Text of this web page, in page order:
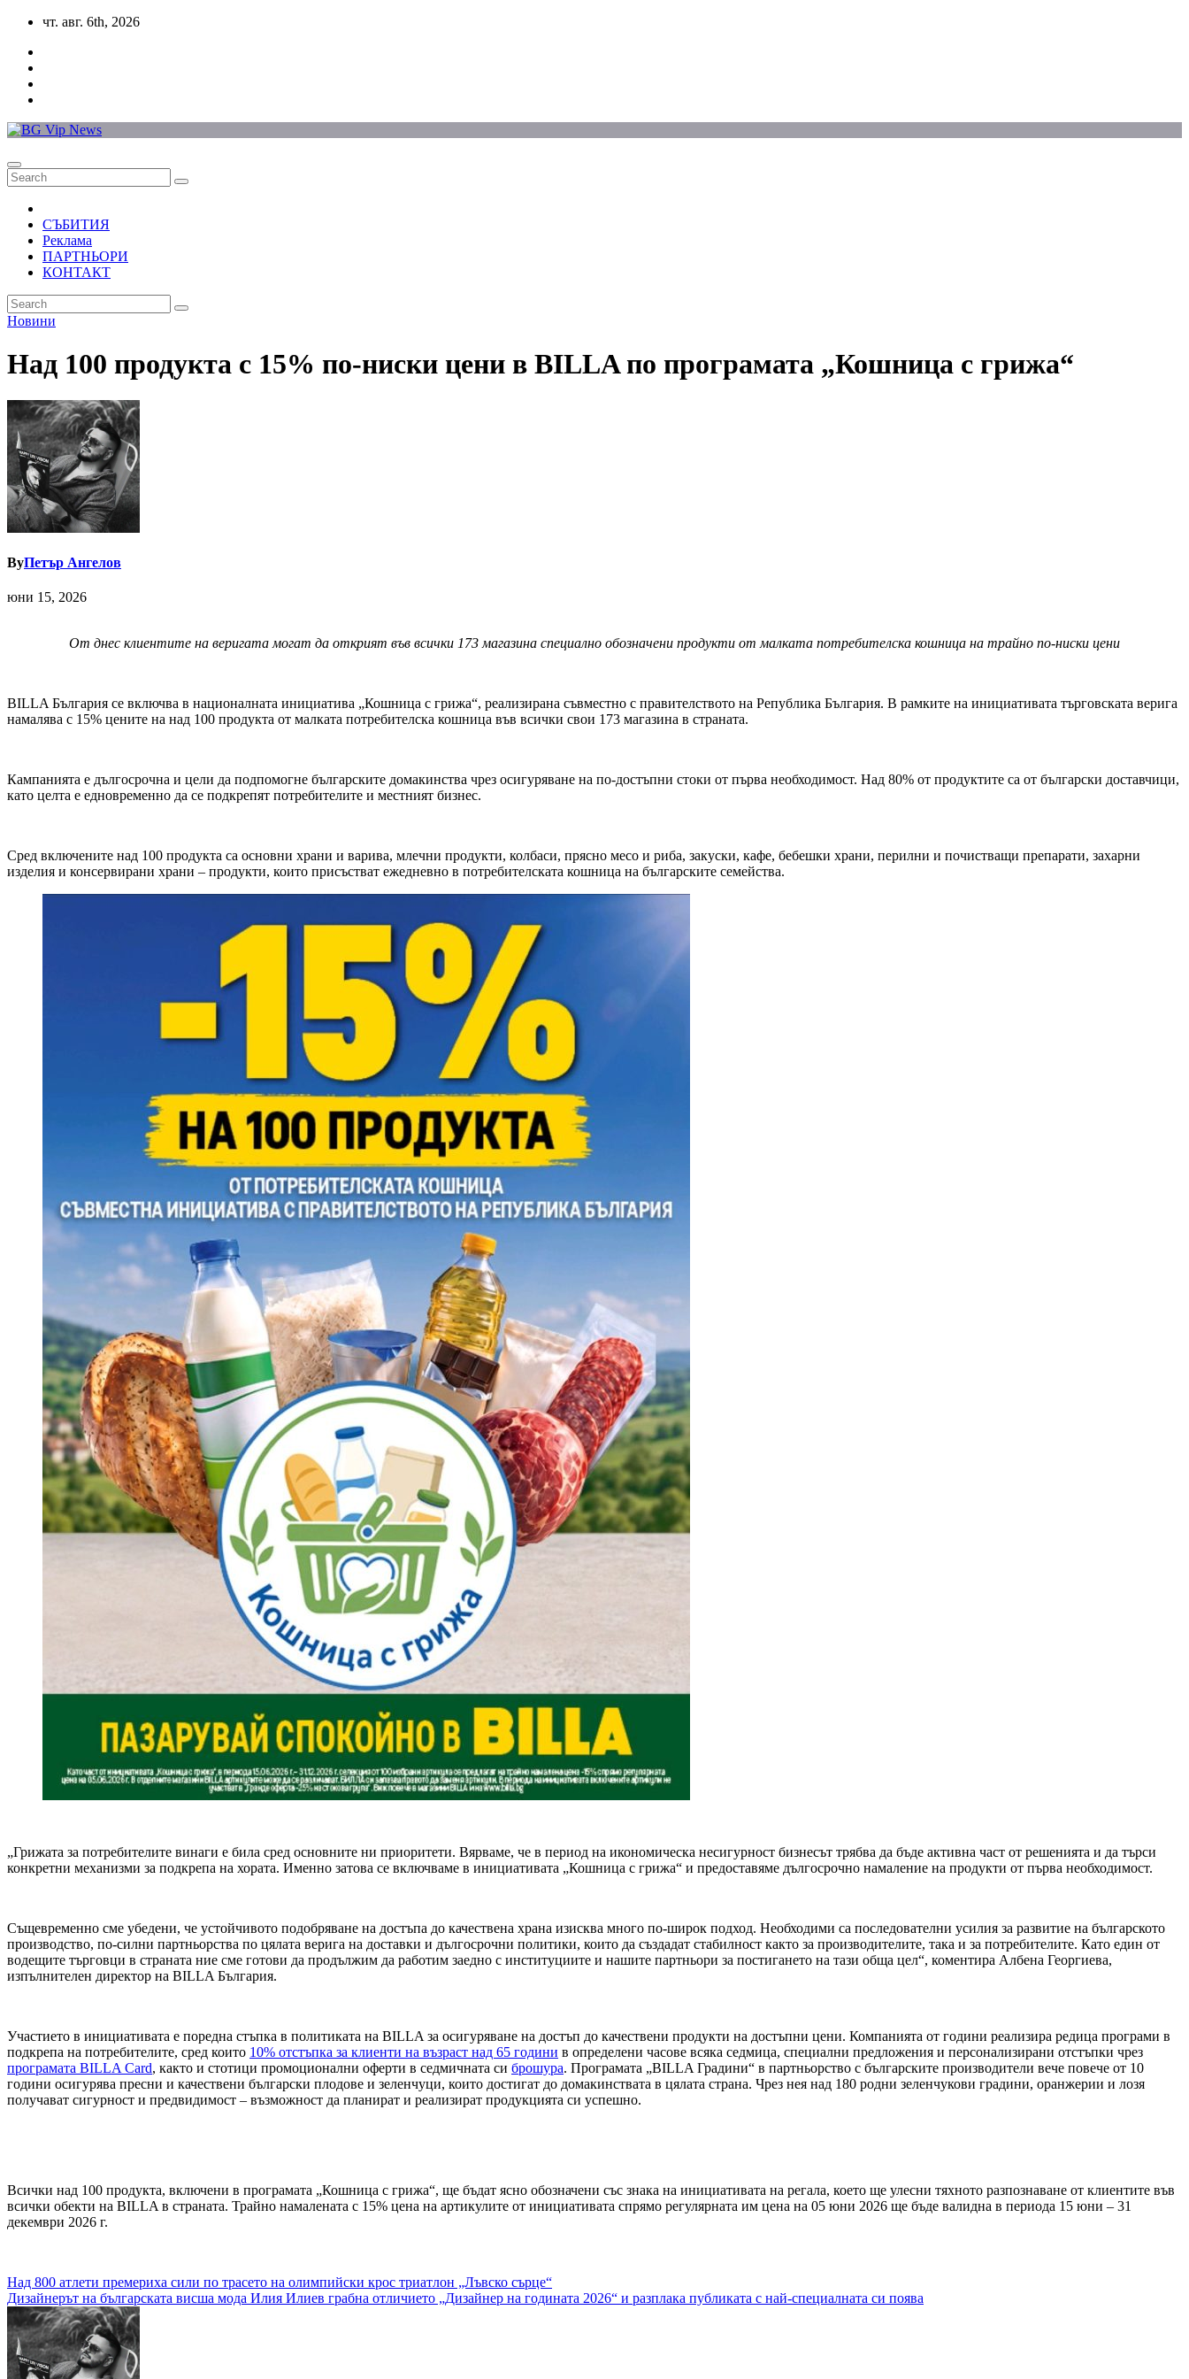
Skip
content
чт. авг. 6th, 2026
СЪБИТИЯ
Реклама
ПАРТНЬОРИ
КОНТАКТ
Новини
Над 100 продукта с 15% по-ниски цени в BILLA по програмата „Кошница с грижа“
ByПетър Ангелов
юни 15, 2026
От днес клиентите на веригатамогат да открият във всички 173 магазина специално обозначени продукти от малката потребителска кошница на трайно по-ниски цени
BILLA България се включва в националната инициатива „Кошница с грижа“, реализирана съвместно с правителството на Република България. В рамките на инициативата търговската верига
намалява с 15% цените на над 100 продукта от малката потребителска кошница във всички свои 173 магазина в страната.
Кампанията е дългосрочна и цели да подпомогне българските домакинства чрез осигуряване на по-достъпни стоки от първа необходимост. Над 80% от продуктите са от български доставчици,
като целта е едновременно да се подкрепят потребителите и местният бизнес.
Сред включените над 100 продукта са основни храни и варива, млечни продукти, колбаси, прясно месо и риба, закуски, кафе, бебешки храни, перилни и почистващи препарати, захарни
изделия и консервирани храни – продукти, които присъстват ежедневно в потребителската кошница на българските семейства.
„Грижата за потребителите винаги е била сред основните ни приоритети. Вярваме, че в период на икономическа несигурност бизнесът трябва да бъде активна част от решенията и да търси
конкретни механизми за подкрепа на хората. Именно затова се включваме в инициативата „Кошница с грижа“ и предоставяме дългосрочно намаление на продукти от първа необходимост.
Същевременно сме убедени, че устойчивото подобряване на достъпа до качествена храна изисква много по-широк подход. Необходими са последователни усилия за развитие на българското
производство, по-силни партньорства по цялата верига на доставки и дългосрочни политики, които да създадат стабилност както за производителите, така и за потребителите. Като един от
водещите търговци в страната ние сме готови да продължим да работим заедно с институциите и нашите партньори за постигането на тази обща цел“, коментира Албена Георгиева,
изпълнителен директор на BILLA България.
Участието в инициативата е поредна стъпка в политиката на BILLA за осигуряване на достъп до качествени продукти на достъпни цени. Компанията от години реализира редица програми в
подкрепа на потребителите, сред които 10% отстъпка за клиенти на възраст над 65 години в определени часове всяка седмица, специални предложения и персонализирани отстъпки чрез
програмата BILLA Card, както и стотици промоционални оферти в седмичната си брошура. Програмата „BILLA Градини“ в партньорство с българските производители вече повече от 10
години осигурява пресни и качествени български плодове и зеленчуци, които достигат до домакинствата в цялата страна. Чрез нея над 180 родни зеленчукови градини, оранжерии и лозя
получават сигурност и предвидимост – възможност да планират и реализират продукцията си успешно.
Всички над 100 продукта, включени в програмата „Кошница с грижа“, ще бъдат ясно обозначени със знака на инициативата на регала, което ще улесни тяхното разпознаване от клиентите във
всички обекти на BILLA в страната. Трайно намалената с 15% цена на артикулите от инициативата спрямо регулярната им цена на 05 юни 2026 ще бъде валидна в периода 15 юни – 31
декември 2026 г.
Навигация
Над 800 атлети премериха сили по трасето на олимпийски крос триатлон „Лъвско сърце“
Дизайнерът на българската висша мода Илия Илиев грабна отличието „Дизайнер на годината 2026“ и разплака публиката с най-специалната си поява